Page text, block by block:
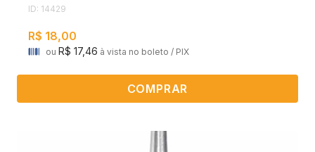
ID: 14429
R$ 18,00
ou R$ 17,46 à vista no boleto / PIX
COMPRAR